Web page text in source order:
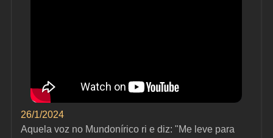
26/1/2024
Aquela voz no Mundonírico ri e diz: "Me leve para